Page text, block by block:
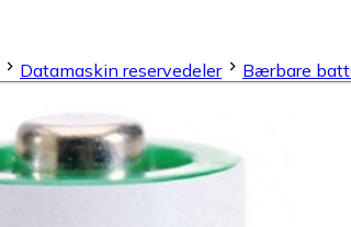
Datamaskin reservedeler Bærbare